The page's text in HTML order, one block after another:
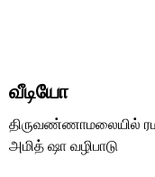
வீடியோ
திருவண்ணாமலையில்
அமித் ஷா வழிபாடு